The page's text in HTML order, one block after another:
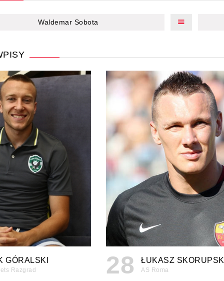
Waldemar Sobota
GÓRALSKI
Razgrad 28 ŁUKASZ SKORUPSKI
AS Roma